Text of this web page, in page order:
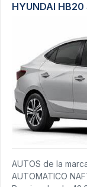
HYUNDAI
AUTOS de la
AUTOMATICO